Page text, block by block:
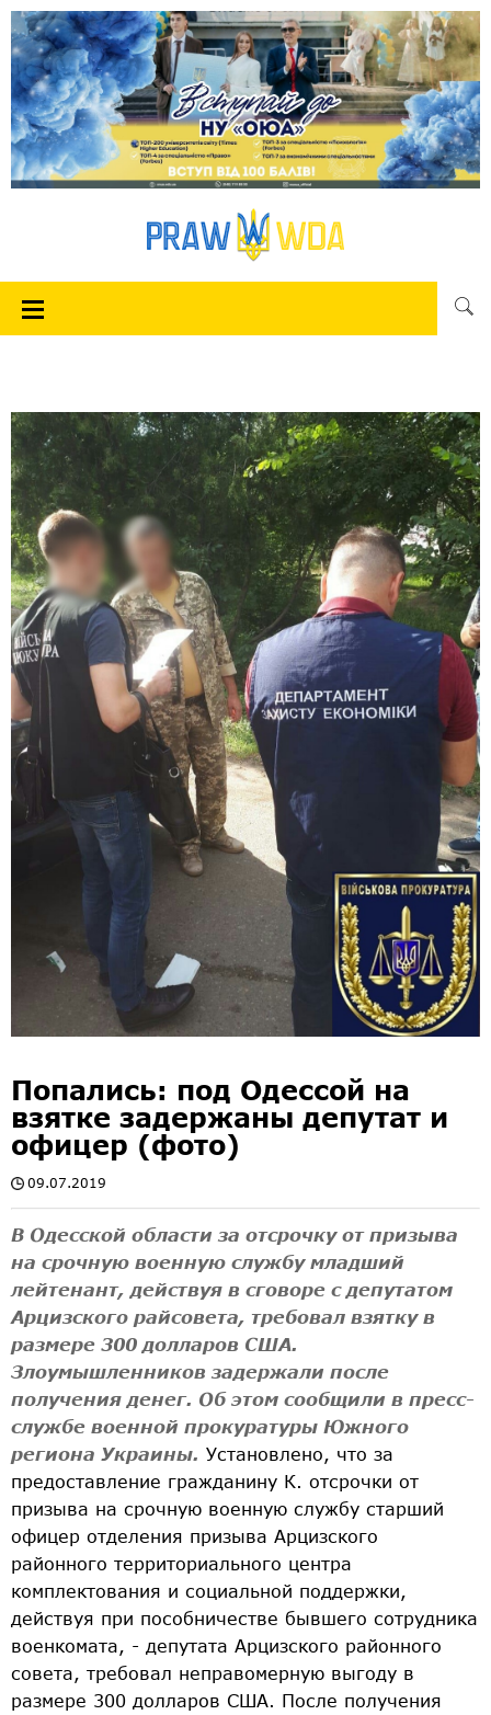
Попались: под Одессой на
взятке задержаны депутат и
офицер (фото)
09.07.2019
В Одесской области за отсрочку от призыва
на срочную военную службу младший
лейтенант, действуя в сговоре с депутатом
Арцизского райсовета, требовал взятку в
размере 300 долларов США.
Злоумышленников задержали после
получения денег. Об этом сообщили в пресс-
службе военной прокуратуры Южного
региона Украины. Установлено, что за
предоставление гражданину К. отсрочки от
призыва на срочную военную службу старший
офицер отделения призыва Арцизского
районного территориального центра
комплектования и социальной поддержки,
действуя при пособничестве бывшего сотрудника
военкомата, - депутата Арцизского районного
совета, требовал неправомерную выгоду в
размере 300 долларов США. После получения